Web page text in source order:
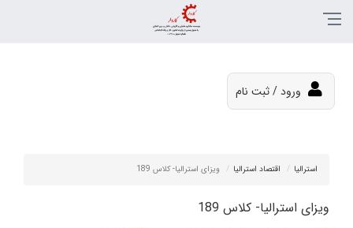
ورود / ثبت نام
استرالیا اقتصاد استرالیا ویزای استرالیا- کلاس 189
ویزای استرالیا- کلاس 189